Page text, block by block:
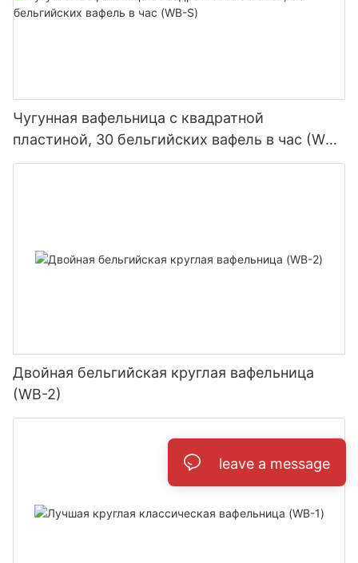
Чугунная вафельница с квадратной
пластиной, 30 бельгийских вафель в час (WB-
S)
Двойная бельгийская круглая вафельница
(WB-2)
leave a message